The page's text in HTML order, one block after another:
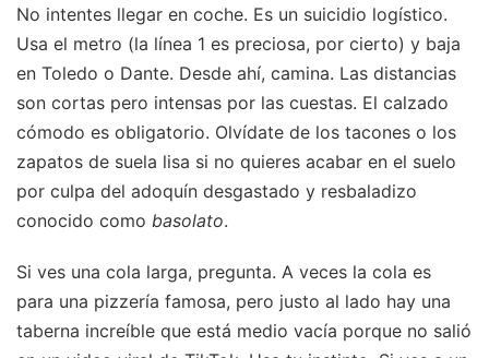
No intentes llegar en coche. Es un suicidio logístico.
Usa el metro (la línea 1 es preciosa, por cierto) y baja
en Toledo o Dante. Desde ahí, camina. Las distancias
son cortas pero intensas por las cuestas. El calzado
cómodo es obligatorio. Olvídate de los tacones o los
zapatos de suela lisa si no quieres acabar en el suelo
por culpa del adoquín desgastado y resbaladizo
conocido como basolato.
Si ves una cola larga, pregunta. A veces la cola es
para una pizzería famosa, pero justo al lado hay una
taberna increíble que está medio vacía porque no salió